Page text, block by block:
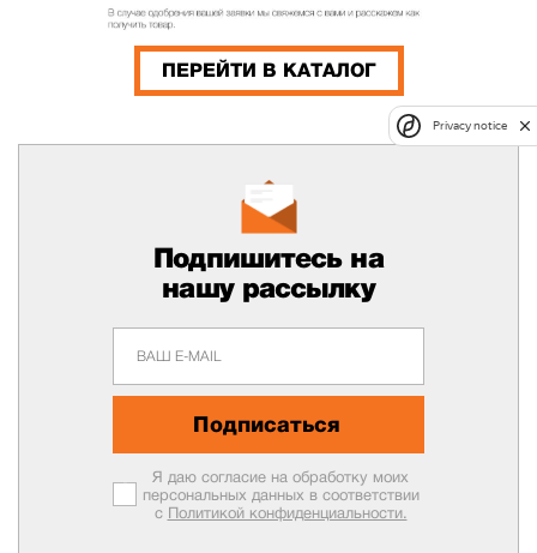
ПЕРЕЙТИ В КАТАЛОГ
Подпишитесь на
нашу рассылку
Подписаться
Я даю согласие на обработку моих
персональных данных в соответствии
с Политикой конфиденциальности.
Privacy notice